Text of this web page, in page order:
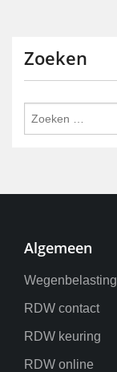
Zoeken
Algemeen
Wegenbelasting
RDW contact
RDW keuring
RDW online